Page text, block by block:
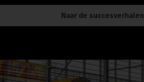
Naar de succesverhalen